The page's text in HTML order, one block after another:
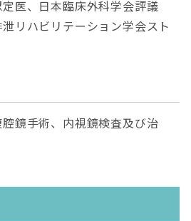
医、日本臨床外科学会評議
リハビリテーション学会スト
鏡手術、内視鏡検査及び治